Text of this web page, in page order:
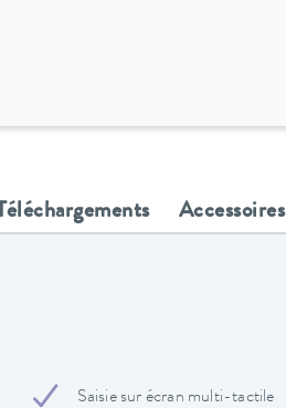
Téléchargements Accessoires
Saisie sur écran multi-tactile